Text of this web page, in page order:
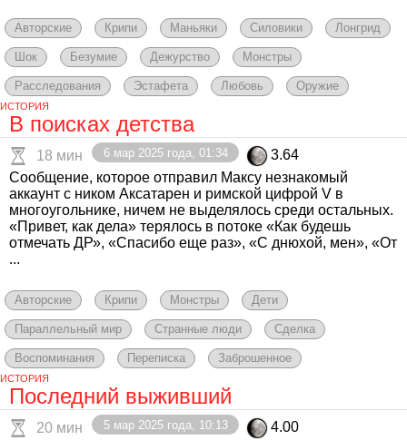
Авторские Крипи Маньяки Силовики Лонгрид
Шок Безумие Дежурство Монстры
Расследования Эстафета Любовь Оружие
ИСТОРИЯ
В поисках детства
18 мин 6 мар 2025 года, 01:34
3.64
Сообщение, которое отправил Максу незнакомый
аккаунт с ником Аксатарен и римской цифрой V в
многоугольнике, ничем не выделялось среди остальных.
«Привет, как дела» терялось в потоке «Как будешь
отмечать ДР», «Спасибо еще раз», «С днюхой, мен», «От
...
Авторские Крипи Монстры Дети
Параллельный мир Странные люди Сделка
Воспоминания Переписка Заброшенное
ИСТОРИЯ
Последний выживший
20 мин 5 мар 2025 года, 10:13
4.00